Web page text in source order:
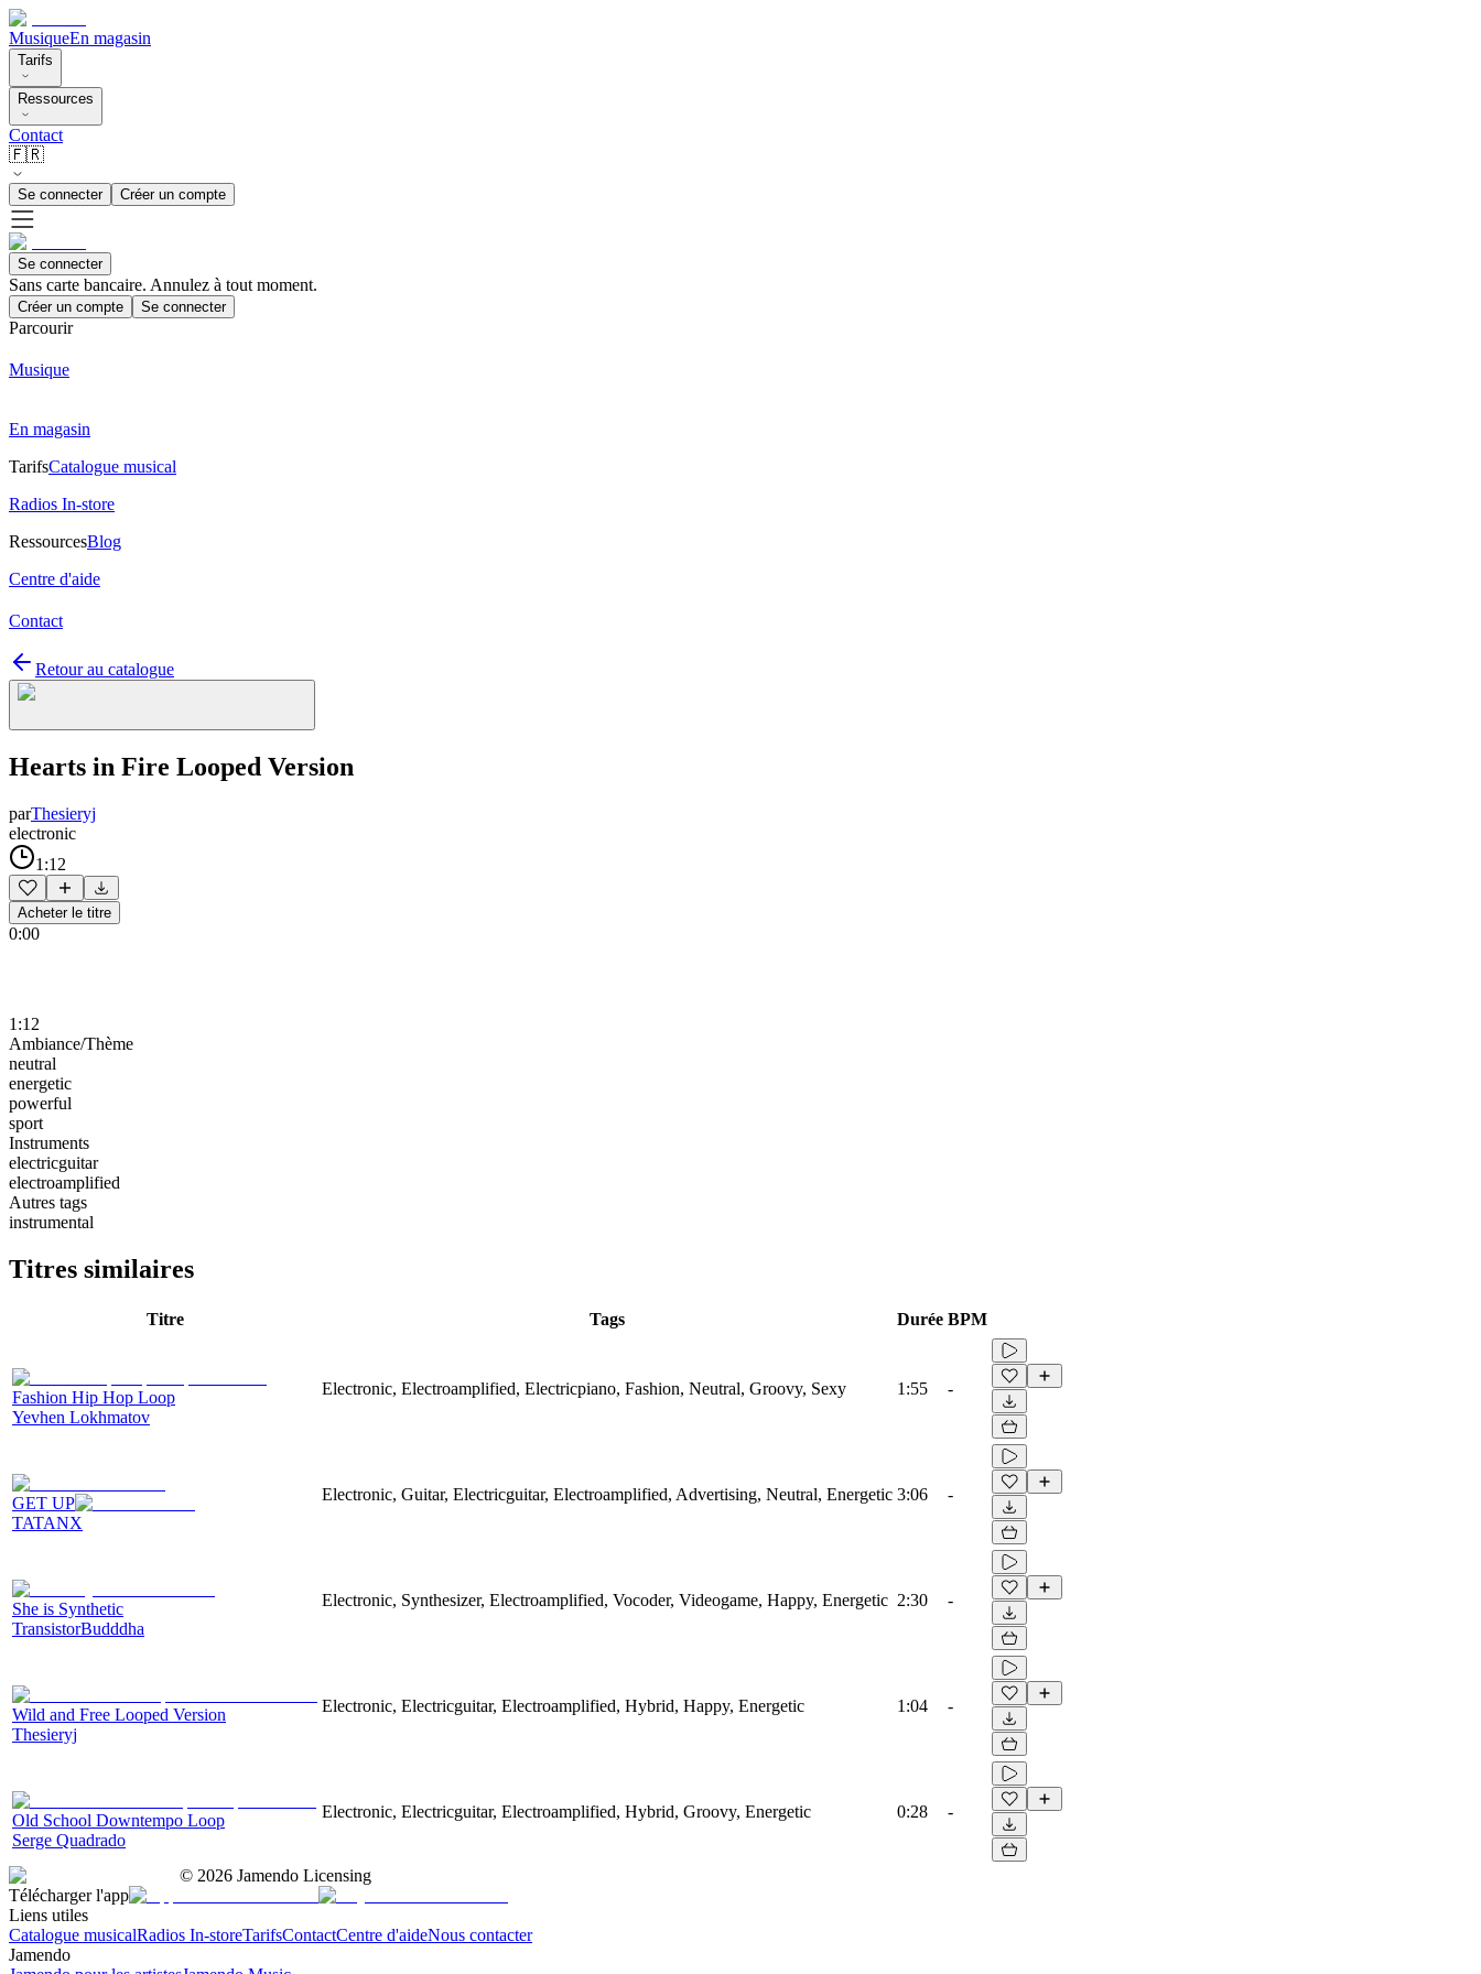
MusiqueEn magasin
Tarifs
Ressources
Contact
🇫🇷
Se connecter Créer un compte
Se connecter
Sans carte bancaire. Annulez à tout moment.
Créer un compte Se connecter
Parcourir
Musique
En magasin
TarifsCatalogue musical
Radios In-store
RessourcesBlog
Centre d'aide
Contact
Retour au catalogue
Hearts in Fire Looped Version
parThesieryj
electronic
1:12
Acheter le titre
0:00
1:12
Ambiance/Thème
neutral
energetic
powerful
sport
Instruments
electricguitar
electroamplified
Autres tags
instrumental
Titres similaires
Titre Tags Durée BPM
Fashion Hip Hop Loop
Yevhen Lokhmatov
Electronic, Electroamplified, Electricpiano, Fashion, Neutral, Groovy, Sexy 1:55 -
GET UP
TATANX
Electronic, Guitar, Electricguitar, Electroamplified, Advertising, Neutral, Energetic 3:06 -
She is Synthetic
TransistorBudddha
Electronic, Synthesizer, Electroamplified, Vocoder, Videogame, Happy, Energetic 2:30 -
Wild and Free Looped Version
Thesieryj
Electronic, Electricguitar, Electroamplified, Hybrid, Happy, Energetic 1:04 -
Old School Downtempo Loop
Serge Quadrado
Electronic, Electricguitar, Electroamplified, Hybrid, Groovy, Energetic 0:28 -
© 2026 Jamendo Licensing
Télécharger l'app
Liens utiles
Catalogue musicalRadios In-storeTarifsContactCentre d'aideNous contacter
Jamendo